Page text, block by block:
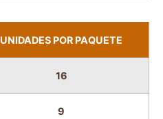
UNIDADES POR PAQUETE
16
9